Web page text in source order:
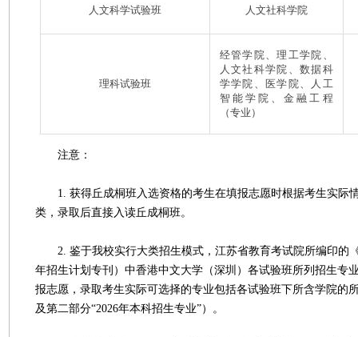
人文科学试验班 人文社科学院
理科试验班
经管学院、理工学院、
人文社科学院、数据科
学学院、医学院、人工
智能学院、金融工程
（专业）
注意：
1. 获得丘成桐班入选资格的考生在填报志愿时根据考生实际
类，录取后直接入读丘成桐班。
2. 鉴于我校实行大类招生模式，江苏省教育考试院所编印的
年招生计划专刊）中香港中文大学（深圳）各试验班所列招生专
报志愿，录取考生实际可选择的专业包括各试验班下所含学院的
及第二部分“2026年本科招生专业”）。